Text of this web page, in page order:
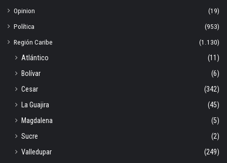
Opinion
(19)
Política
(953)
Región Caribe
(1.130)
Atlántico
(11)
Bolívar
(6)
Cesar
(342)
La Guajira
(45)
Magdalena
(5)
Sucre
(2)
Valledupar
(249)